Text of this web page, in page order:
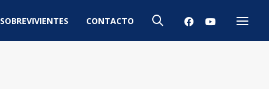
SOBREVIVIENTES CONTACTO
Menú